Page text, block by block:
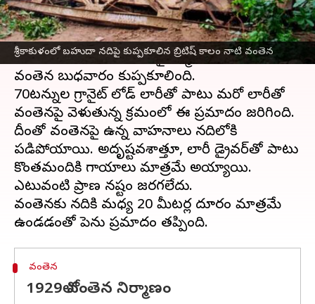
శ్రీకాకుళంలో బహుదా నదిపై కుప్పకూలిన బ్రిటిష్ కాలం నాటి వంతెన
ఈ వార్తాకథనం ఏంటి
ఆంధ్రప్రదేశ్‌లోని శ్రీకాకుళం జిల్లా ఇచ్ఛాపురం
సమీపంలోని బహుదా నదిపై నిర్మించిన పురాతన
వంతెన బుధవారం కుప్పకూలింది.
70టన్నుల గ్రానైట్ లోడ్ లారీతో పాటు మరో లారీతో
వంతెనపై వెళుతున్న క్రమంలో ఈ ప్రమాదం జరిగింది.
దీంతో వంతెనపై ఉన్న వాహనాలు నదిలోకి
పడిపోయాయి. అదృష్టవశాత్తూ, లారీ డ్రైవర్‌తో పాటు
కొంతమందికి గాయాలు మాత్రమే అయ్యాయి.
ఎటువంటి ప్రాణ నష్టం జరగలేదు.
వంతెనకు నదికి మధ్య 20 మీటర్ల దూరం మాత్రమే
వంతెన
1929లో వంతెన నిర్మాణం